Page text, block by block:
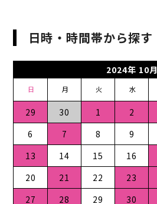
日時・時間帯から探す
2024年 10月
日 月 火 水
29 30 1 2
6
7 8 9
13
14 15 16
20
21 22 23
27
28 29 30